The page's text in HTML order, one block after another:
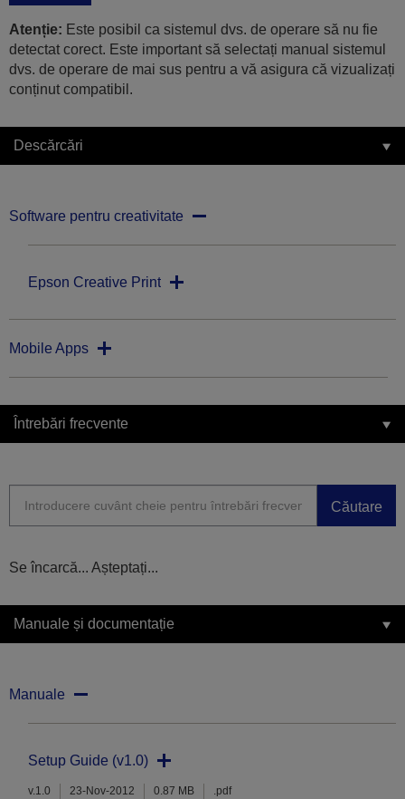
Atenție: Este posibil ca sistemul dvs. de operare să nu fie
detectat corect. Este important să selectați manual sistemul
dvs. de operare de mai sus pentru a vă asigura că vizualizați
conținut compatibil.
Descărcări
Software pentru creativitate
Epson Creative Print
Mobile Apps
Întrebări frecvente
Căutare
Se încarcă... Așteptați...
Manuale și documentație
Manuale
Setup Guide (v1.0)
v.1.0 23-Nov-2012 0.87 MB .pdf